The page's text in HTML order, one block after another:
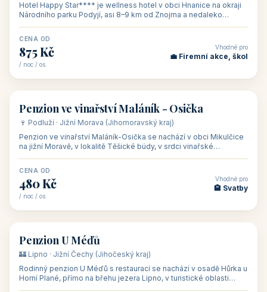
Hotel Happy Star**** je wellness hotel v obci Hnanice na okraji
Národního parku Podyjí, asi 8–9 km od Znojma a nedaleko
CENA OD
875 Kč
/ noc / os.
Vhodné pro
💼 Firemní akce, škol
🏡 penzion
Penzion ve vinařství Maláník - Osička
🍷 Podluží · Jižní Morava (Jihomoravský kraj)
Penzion ve vinařství Maláník-Osička se nachází v obci Mikulčice
na jižní Moravě, v lokalitě Těšické búdy, v srdci vinařské
CENA OD
480 Kč
/ noc / os.
Vhodné pro
🏨 Svatby
🏡 penzion
Penzion U Méďů
🏰 Lipno · Jižní Čechy (Jihočeský kraj)
Rodinný penzion U Méďů s restaurací se nachází v osadě Hůrka u
Horní Plané, přímo na břehu jezera Lipno, v turistické oblasti